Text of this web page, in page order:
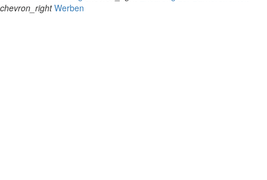
chevron_right Werben